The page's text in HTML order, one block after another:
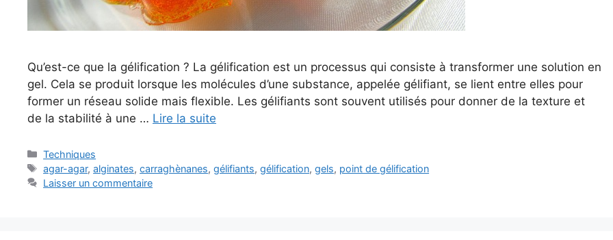
Qu’est-ce que la gélification ? La gélification est un processus qui consiste à transformer une solution en
gel. Cela se produit lorsque les molécules d’une substance, appelée gélifiant, se lient entre elles pour
former un réseau solide mais flexible. Les gélifiants sont souvent utilisés pour donner de la texture et
de la stabilité à une … Lire la suite
Catégories
Techniques
Étiquettes
agar-agar,alginates,carraghènanes,gélifiants,gélification,gels, point de gélification
Laisser un commentaire